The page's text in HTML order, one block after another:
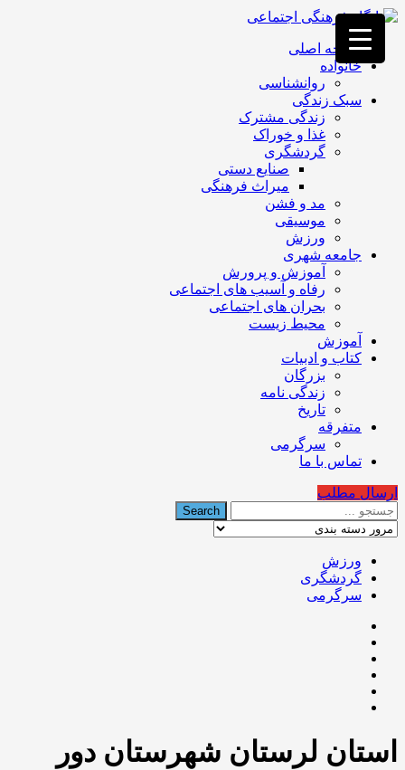
فصد
خون
غرب
تهران
خشکشویی
تصفیه
تهران
صفحه اصلی
خانواده
روانشناسی
سبک زندگی
زندگی مشترک
غذا و خوراک
گردشگری
صنایع دستی
میراث فرهنگی
مد و فشن
موسیقی
ورزش
جامعه شهری
آموزش و پرورش
رفاه و آسیب های اجتماعی
بحران های اجتماعی
محیط زیست
آموزش
کتاب و ادبیات
بزرگان
زندگی نامه
تاریخ
متفرقه
سرگرمی
تماس با ما
ارسال مطلب
ورزش
گردشگری
سرگرمی
استان لرستان شهرستان دور